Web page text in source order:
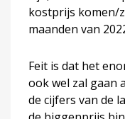
kostprijs komen/
maanden van
Feit is dat het
ook wel zal gaan
de cijfers van de